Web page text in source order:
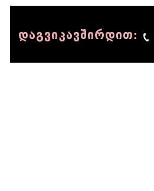
დაგვიკავშირდით: